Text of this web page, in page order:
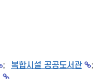
; 복합시설 공공도서관
;